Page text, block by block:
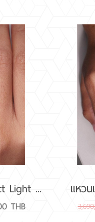
Light ...
THB
แหว